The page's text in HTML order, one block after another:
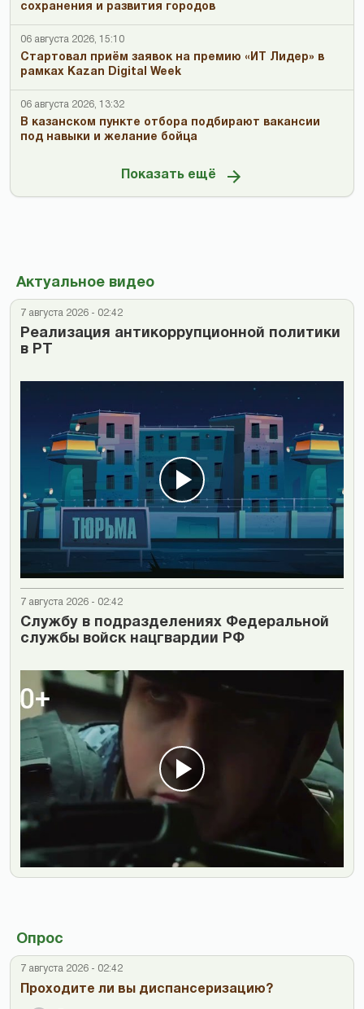
сохранения и развития городов
06 августа 2026, 15:10
Стартовал приём заявок на премию «ИТ Лидер» в
рамках Kazan Digital Week
06 августа 2026, 13:32
В казанском пункте отбора подбирают вакансии
под навыки и желание бойца
Показать ещё
Актуальное видео
7 августа 2026 - 02:42
Реализация антикоррупционной политики
в РТ
7 августа 2026 - 02:42
Cлужбу в подразделениях Федеральной
службы войск нацгвардии РФ
Опрос
7 августа 2026 - 02:42
Проходите ли вы диспансеризацию?